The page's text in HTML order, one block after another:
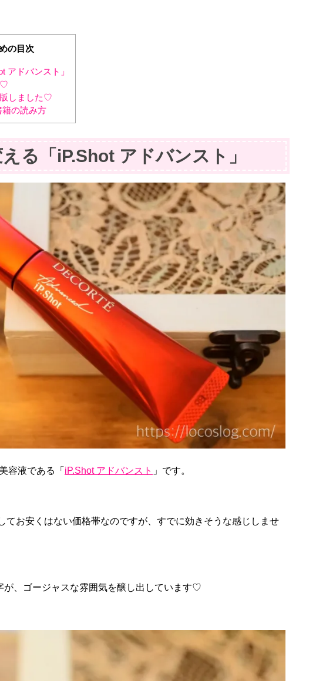
の目次
アドバンスト」
♡
版しました♡
の読み方
る「iP.Shot アドバンスト」
容液である「 iP.Shot アドバンスト 」です。
てお安くはない価格帯なのですが、すでに効きそうな感じしませ
が、ゴージャスな雰囲気を醸し出しています♡